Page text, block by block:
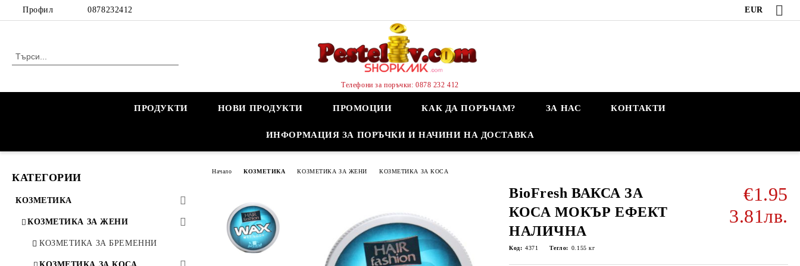
Профил 0878232412 EUR
Телефони за поръчки: 0878 232 412
ПРОДУКТИ НОВИ ПРОДУКТИ ПРОМОЦИИ КАК ДА ПОРЪЧАМ? ЗА НАС КОНТАКТИ
ИНФОРМАЦИЯ ЗА ПОРЪЧКИ И НАЧИНИ НА ДОСТАВКА
КАТЕГОРИИ
КОЗМЕТИКА
КОЗМЕТИКА ЗА ЖЕНИ
КОЗМЕТИКА ЗА БРЕМЕННИ
Начало КОЗМЕТИКА КОЗМЕТИКА ЗА ЖЕНИ КОЗМЕТИКА ЗА КОСА
BioFresh ВАКСА ЗА
КОСА МОКЪР ЕФЕКТ
НАЛИЧНА
€1.95
3.81лв.
Код: 4371 Тегло: 0.155 кг